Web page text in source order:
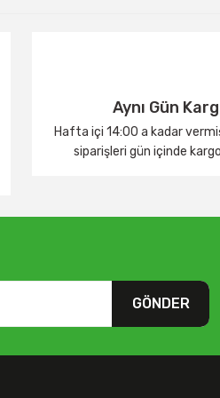
Aynı Gün
Hafta içi 14:00 a kadar
siparişleri gün içinde
GÖNDER